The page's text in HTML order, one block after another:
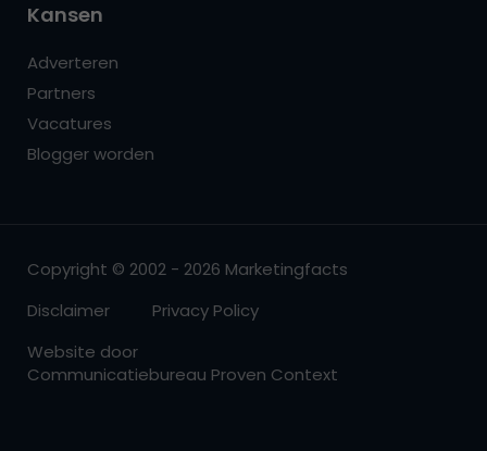
Kansen
Adverteren
Partners
Vacatures
Blogger worden
Copyright © 2002 - 2026 Marketingfacts
Disclaimer
Privacy Policy
Website door
Communicatiebureau Proven Context